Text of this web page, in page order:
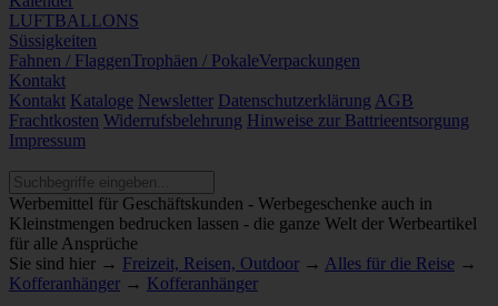
LUFTBALLONS
Süssigkeiten
Fahnen / FlaggenTrophäen / PokaleVerpackungen
Kontakt
Kontakt Kataloge Newsletter Datenschutzerklärung AGB
Frachtkosten Widerrufsbelehrung Hinweise zur Battrieentsorgung
Impressum
Werbemittel für Geschäftskunden - Werbegeschenke auch in
Kleinstmengen bedrucken lassen - die ganze Welt der Werbeartikel
für alle Ansprüche
Sie sind hier → Freizeit, Reisen, Outdoor → Alles für die Reise →
Kofferanhänger → Kofferanhänger